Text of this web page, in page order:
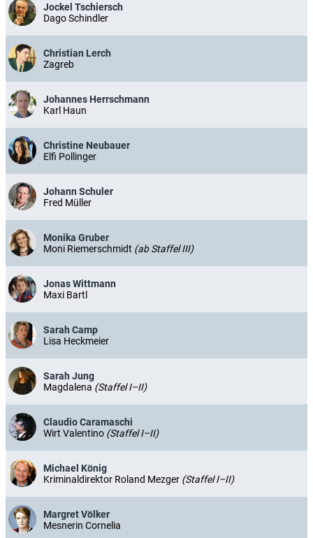
Jockel Tschiersch
Dago Schindler
Christian Lerch
Zagreb
Johannes Herrschmann
Karl Haun
Christine Neubauer
Elfi Pollinger
Johann Schuler
Fred Müller
Monika Gruber
Moni Riemerschmidt (ab Staffel III)
Jonas Wittmann
Maxi Bartl
Sarah Camp
Lisa Heckmeier
Sarah Jung
Magdalena (Staffel I–II)
Claudio Caramaschi
Wirt Valentino (Staffel I–II)
Michael König
Kriminaldirektor Roland Mezger (Staffel I–II)
Margret Völker
Mesnerin Cornelia